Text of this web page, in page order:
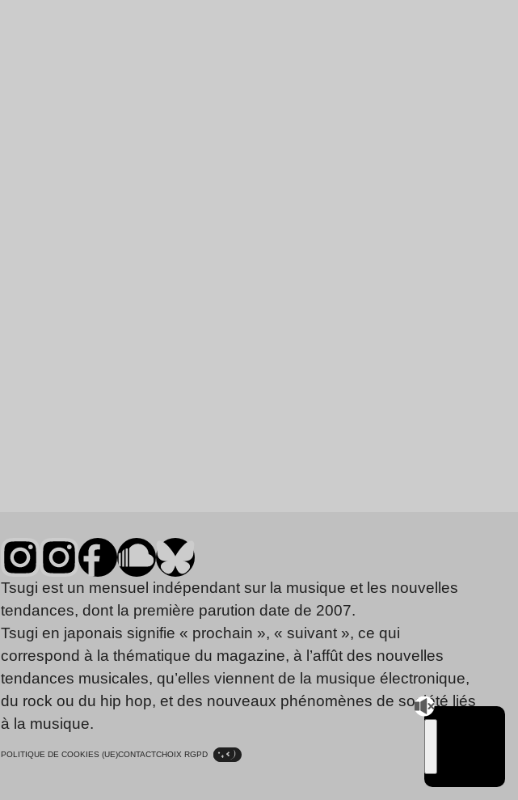
Tsugi est un mensuel indépendant sur la musique et les nouvelles
tendances, dont la première parution date de 2007.
Tsugi en japonais signifie « prochain », « suivant », ce qui
correspond à la thématique du magazine, à l’affût des nouvelles
tendances musicales, qu’elles viennent de la musique électronique,
du rock ou du hip hop, et des nouveaux phénomènes de société liés
à la musique.
POLITIQUE DE COOKIES (UE)CONTACTCHOIX RGPD